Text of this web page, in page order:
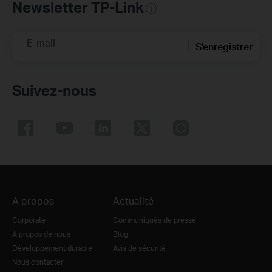
Newsletter TP-Link
E-mail S'enregistrer
Suivez-nous
A propos
Corporate
A propos de nous
Développement durable
Nous contacter
Actualité
Communiqués de presse
Blog
Avis de sécurité